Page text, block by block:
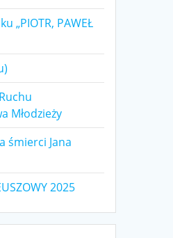
„PIOTR, PAWEŁ
Młodzieży
śmierci Jana
2025